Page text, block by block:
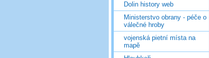
Dolin history web
Ministerstvo obrany - péče o
válečné hroby
vojenská pietní místa na
mapě